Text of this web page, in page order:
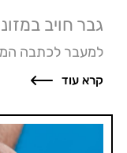
גבר חויב
למעבר לכתבה
קרא עוד